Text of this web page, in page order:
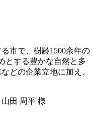
市で、樹齢1500余年の
とする豊かな自然と多
どの企業立地に加え、